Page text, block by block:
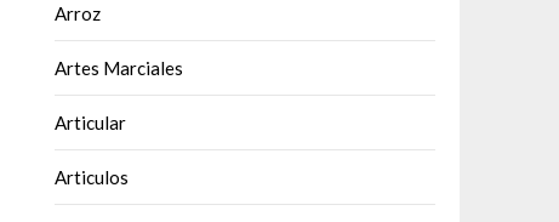
Arroz
Artes Marciales
Articular
Articulos